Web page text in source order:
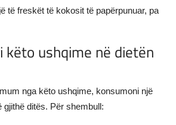
të freskët të kokosit të papërpunuar, pa
këto ushqime në dietën
nga këto ushqime, konsumoni një
gjithë ditës. Për shembull: